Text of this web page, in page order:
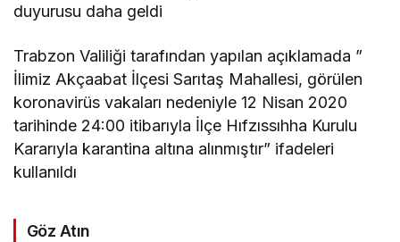
duyurusu daha geldi
Trabzon Valiliği tarafından yapılan açıklamada ”
İlimiz Akçaabat İlçesi Sarıtaş Mahallesi, görülen
koronavirüs vakaları nedeniyle 12 Nisan 2020
tarihinde 24:00 itibarıyla İlçe Hıfzıssıhha Kurulu
Kararıyla karantina altına alınmıştır” ifadeleri
kullanıldı
Göz Atın